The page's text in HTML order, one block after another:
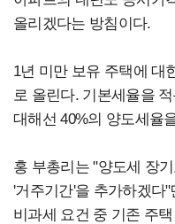
올리겠다는 방침이다.
1년 미만 보유 주택에 대
로 올린다. 기본세율을
대해선 40%의 양도세율
홍 부총리는 "양도세 장
'거주기간'을 추가하겠다
비과세 요건 중 기존 주